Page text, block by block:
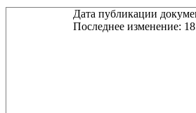
Дата публикации
Последнее изменение: